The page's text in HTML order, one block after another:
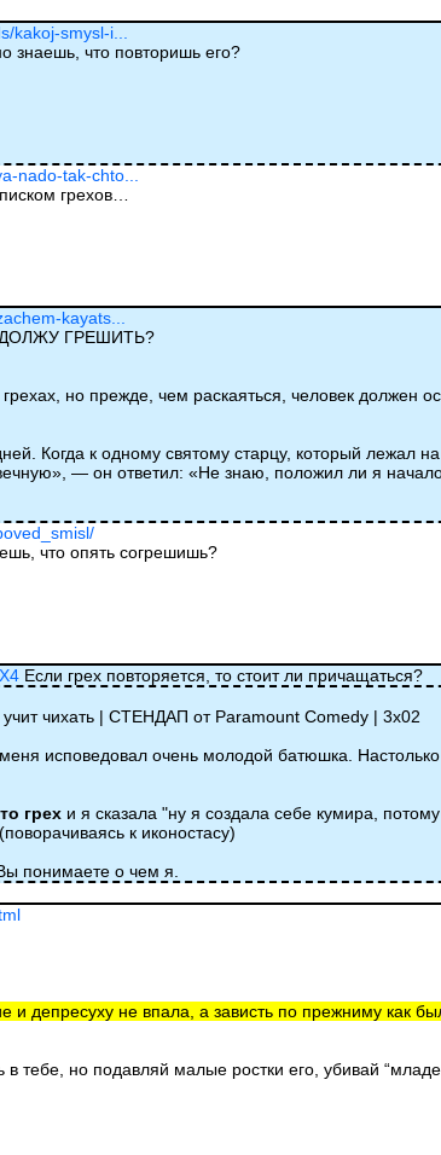
kakoj-smysl-i...
знаешь, что повторишь его?
nado-tak-chto...
грехов…
kayats...
ГРЕШИТЬ?
но прежде, чем раскаяться, человек должен
Когда к одному святому старцу, который
— он ответил: «Не знаю, положил ли я
что опять согрешишь?
Если грех повторяется, то стоит ли причащаться?
чихать | СТЕНДАП от Paramount Comedy | 3х02
исповедовал очень молодой батюшка.
грех и я сказала "ну я создала себе кумира,
к иконостасу)
понимаете о чем я.
и депресуху не впала, а зависть по прежниму как
в тебе, но подавляй малые ростки его, убивай